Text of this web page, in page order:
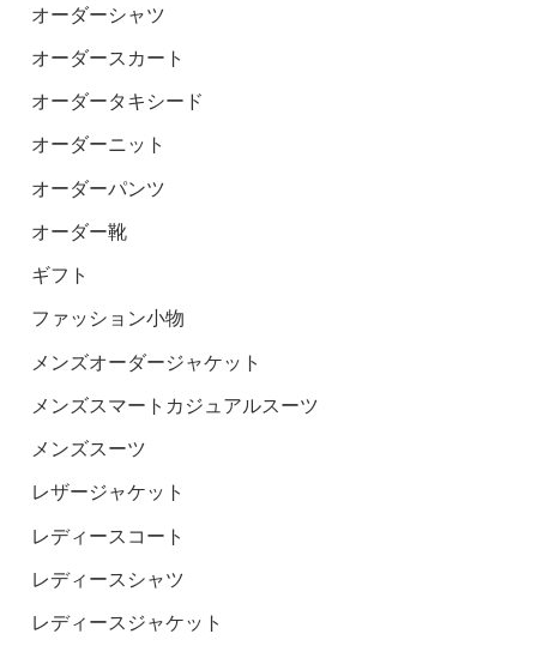
オーダーシャツ
オーダースカート
オーダータキシード
オーダーニット
オーダーパンツ
オーダー靴
ギフト
ファッション小物
メンズオーダージャケット
メンズスマートカジュアルスーツ
メンズスーツ
レザージャケット
レディースコート
レディースシャツ
レディースジャケット